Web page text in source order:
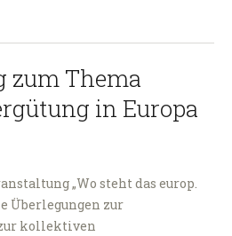
zum Thema
in Europa
„Wo steht das europ.
Überlegungen zur
kollektiven